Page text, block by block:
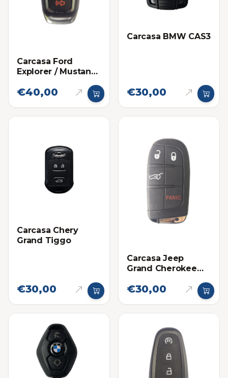
Carcasa Ford
Explorer / Mustang
botones
€40,00
Carcasa BMW CAS3
€30,00
Carcasa Chery
Grand Tiggo
€30,00
Carcasa Jeep
Grand Cherokee
€30,00